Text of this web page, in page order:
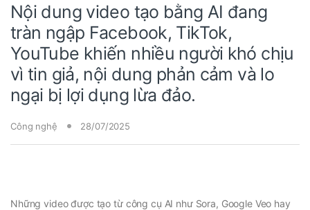
Nội dung video tạo bằng AI đang
tràn ngập Facebook, TikTok,
YouTube khiến nhiều người khó chịu
vì tin giả, nội dung phản cảm và lo
ngại bị lợi dụng lừa đảo.
Công nghệ 28/07/2025
Những video được tạo từ công cụ AI như Sora, Google Veo hay